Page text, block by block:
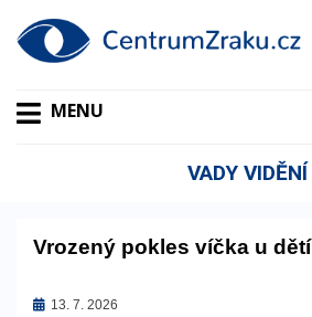
MENU
VADY VIDĚNÍ
Vrozený pokles víčka u dětí
Zveřejněno
13. 7. 2026